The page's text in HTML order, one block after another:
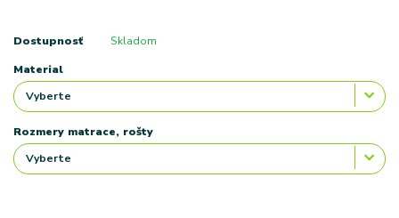
Dostupnosť Skladom
Material
Rozmery matrace, rošty